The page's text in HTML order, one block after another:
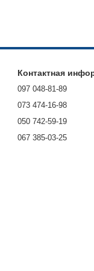
Контактная
097 048-81-89
073 474-16-98
050 742-59-19
067 385-03-25